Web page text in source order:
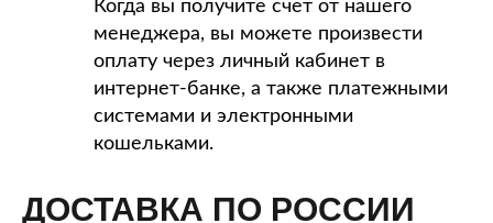
Когда вы получите счет от нашего
менеджера, вы можете произвести
оплату через личный кабинет в
интернет-банке, а также платежными
системами и электронными
кошельками.
ДОСТАВКА ПО РОССИИ